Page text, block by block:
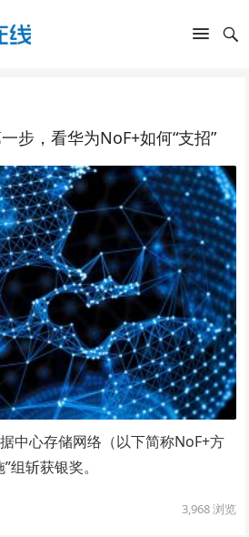
步，看华为NoF+如何“支招”
中心存储网络（以下简称NoF+方
组斩获银奖。
3,968浏览